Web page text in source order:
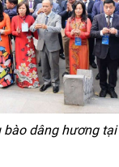
bào dâng hương